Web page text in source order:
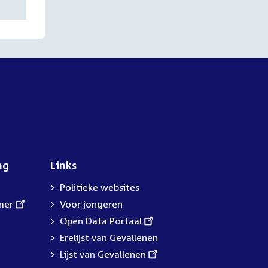
Links
Politieke websites
Voor jongeren
External
link:
Open Data Portaal
Erelijst van Gevallenen
External
Lijst van Gevallenen